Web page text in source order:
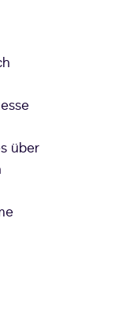
Tab geöffnet
über